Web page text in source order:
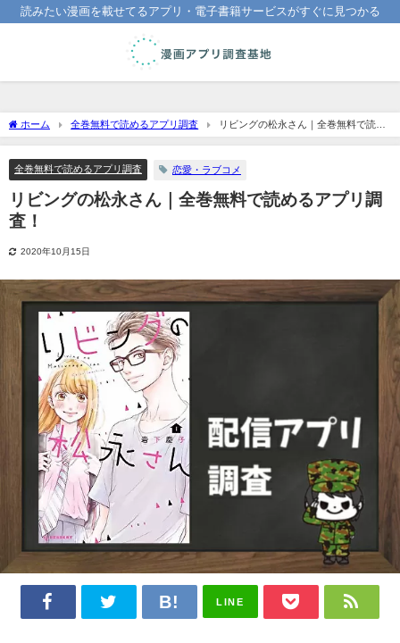
読みたい漫画を載せてるアプリ・電子書籍サービスがすぐに見つかる
ホーム 全巻無料で読めるアプリ調査
リビングの松永さん｜全巻無料で読め
るアプリ調査！
全巻無料で読めるアプリ調査 恋愛・ラブコメ
リビングの松永さん｜全巻無料で読めるアプリ調
査！
2020年10月15日
LINE